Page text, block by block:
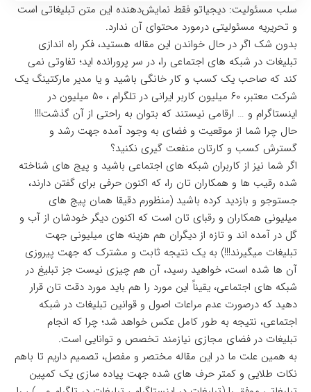
سلب مسئولیت: دیجیاتو فقط نمایش‌دهنده این متن تبلیغاتی است
و تحریریه مسئولیتی درمورد محتوای آن ندارد.
بدون شک اگر در حال خواندن این مقاله هستید، فکر راه اندازی
تبلیغات در شبکه های اجتماعی را، در سر پرورانده اید؛ تفاوتی نمی
کند که صاحب یک کسب و کار خانگی باشید و یا مدیر مارکتینگ یک
شرکت معتبر، ۶۰ میلیون کاربر ایرانی در تلگرام ، ۵۰ میلیون در
اینستاگرام و … ارقامی نیستند که بتوان به راحتی از آن گذشت!!!
حال چرا شما از موقعیت و فضای به وجود آمده جهت رشد و
گسترش کسب و کارتان منفعت گیری نکنید؟
اگر شما نیز از کاربران شبکه های اجتماعی باشید و پیج های شناخته
شده رقیب ها و همکاران تان را، که اکنون حرفی برای گفتن دارند،
جستوجو و بازدید کرده باشید (منظورم دقیقا همان پیج های
میلیونی همکاران و رقبای تان است که اکنون دیگر خودشان از آب و
گل در آمده اند و تازه از دیگران هم هزینه های میلیونی جهت
تبلیغات میگیرند!!!) به یک نتیجه ثابت و مشترک که جهت پیروزی
آن ها شده است، خواهید رسید، آن هم چیزی نیست جز تبلیغ در
شبکه های اجتماعی، یقیناً این مورد را هم باید مورد دقت تان قرار
دهید که درصورت عدم مراعات اصول و قوانین تبلیغات در شبکه
اجتماعی، نتیجه به طور کامل عکس خواهد شد؛ چرا که انجام
تبلیغات در فضای مجازی نیازمند تخصص و توانایی است.
به همین علت ما در این مقاله مختصر و مفصل، تصمیم داریم تا باهم
نکات طلایی و کمتر حرف های شده جهت پیاده سازی یک کمپین